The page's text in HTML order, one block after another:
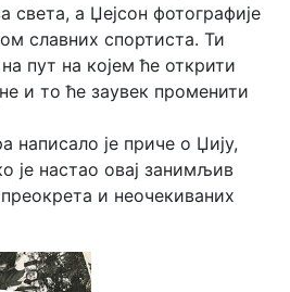
света, а Џејсон фотографије
славних спортиста. Ти
пут на којем ће открити
и то ће заувек променити
написало је приче о Џију,
је настао овај занимљив
и неочекиваних